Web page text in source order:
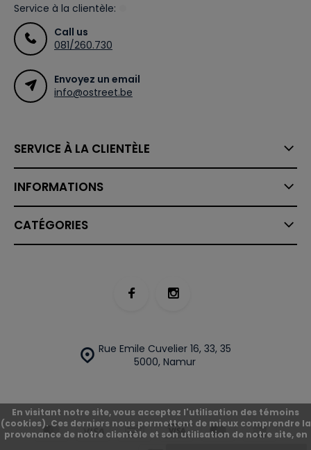
Service à la clientèle:
Call us
081/260.730
Envoyez un email
info@ostreet.be
SERVICE À LA CLIENTÈLE
INFORMATIONS
CATÉGORIES
Rue Emile Cuvelier 16, 33, 35
5000, Namur
En visitant notre site, vous acceptez l'utilisation des témoins
(cookies). Ces derniers nous permettent de mieux comprendre la
provenance de notre clientèle et son utilisation de notre site, en